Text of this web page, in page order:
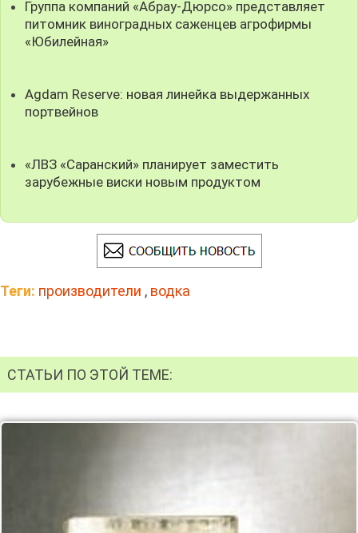
Группа компаний «Абрау-Дюрсо» представляет
питомник виноградных саженцев агрофирмы
«Юбилейная»
Agdam Reserve: новая линейка выдержанных
портвейнов
«ЛВЗ «Саранский» планирует заместить
зарубежные виски новым продуктом
Теги: производители , водка
СТАТЬИ ПО ЭТОЙ ТЕМЕ: